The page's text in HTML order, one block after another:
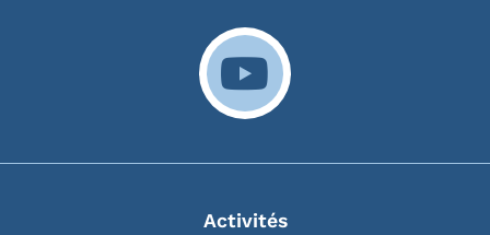
Activités